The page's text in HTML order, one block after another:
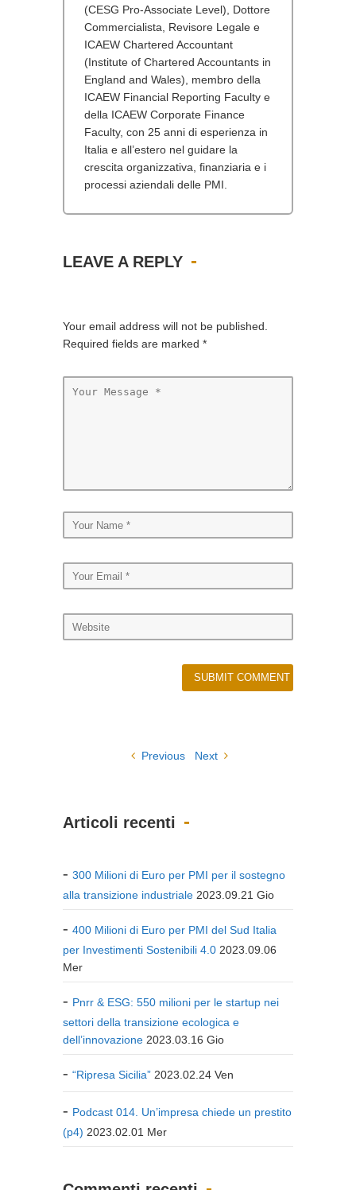
(CESG Pro-Associate Level), Dottore
Commercialista, Revisore Legale e
ICAEW Chartered Accountant
(Institute of Chartered Accountants in
England and Wales), membro della
ICAEW Financial Reporting Faculty e
della ICAEW Corporate Finance
Faculty, con 25 anni di esperienza in
Italia e all’estero nel guidare la
crescita organizzativa, finanziaria e i
processi aziendali delle PMI.
LEAVE A REPLY
Your email address will not be published.
Required fields are marked *
Previous Next
Articoli recenti
300 Milioni di Euro per PMI per il sostegno
alla transizione industriale 2023.09.21 Gio
400 Milioni di Euro per PMI del Sud Italia
per Investimenti Sostenibili 4.0 2023.09.06
Mer
Pnrr & ESG: 550 milioni per le startup nei
settori della transizione ecologica e
dell’innovazione 2023.03.16 Gio
“Ripresa Sicilia” 2023.02.24 Ven
Podcast 014. Un’impresa chiede un prestito
(p4) 2023.02.01 Mer